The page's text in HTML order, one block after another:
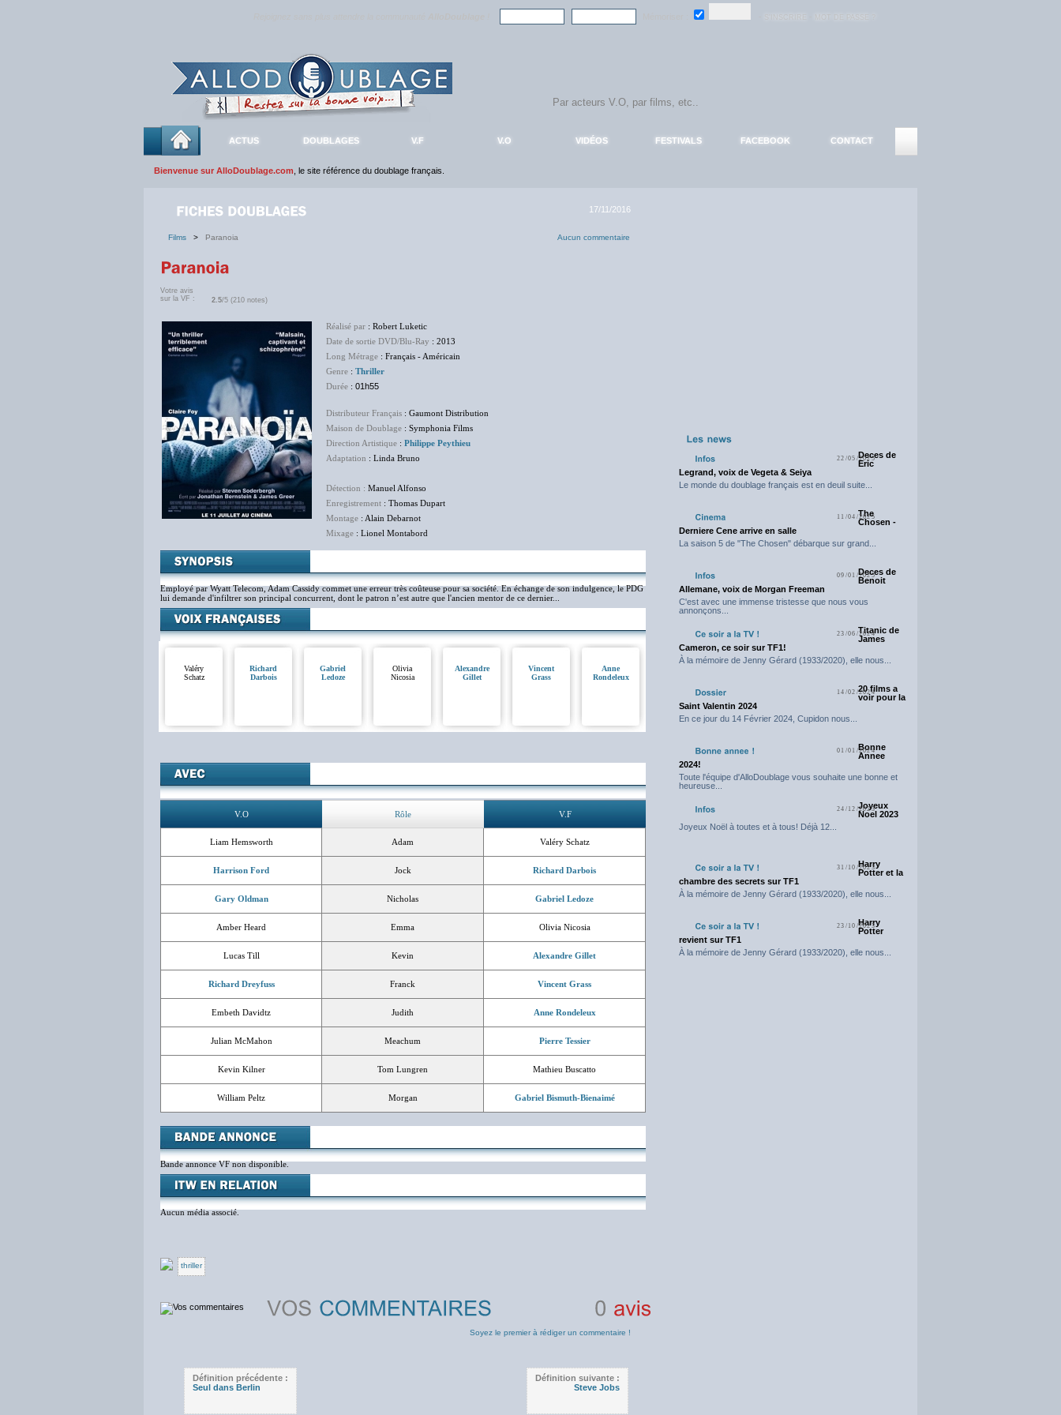
ACTUS DOUBLAGES V.F V.O VIDÉOS FESTIVALS FACEBOOK CONTACT
Bienvenue sur AlloDoublage.com , le site référence du doublage français.
17/11/2016
Films > Paranoia Aucun commentaire
Votre avis
sur la VF :
2.5/5 (210 notes)
Réalisé par : Robert Luketic
Date de sortie DVD/Blu-Ray : 2013
Long Métrage : Français - Américain
Genre : Thriller
Durée : 01h55
Distributeur Français : Gaumont Distribution
Maison de Doublage : Symphonia Films
Direction Artistique : Philippe Peythieu
Adaptation : Linda Bruno
Détection : Manuel Alfonso
Enregistrement : Thomas Dupart
Montage : Alain Debarnot
Mixage : Lionel Montabord
Employé par Wyatt Telecom, Adam Cassidy commet une erreur très coûteuse pour sa société. En échange de son indulgence, le PDG
lui demande d'infiltrer son principal concurrent, dont le patron n’est autre que l'ancien mentor de ce dernier...
Valéry
Schatz
Richard
Darbois
Gabriel
Ledoze
Olivia
Nicosia
Alexandre
Gillet
Vincent
Grass
Anne
Rondeleux
V.O Rôle V.F
Liam Hemsworth Adam Valéry Schatz
Harrison Ford Jock Richard Darbois
Gary Oldman Nicholas Gabriel Ledoze
Amber Heard Emma Olivia Nicosia
Lucas Till Kevin Alexandre Gillet
Richard Dreyfuss Franck Vincent Grass
Embeth Davidtz Judith Anne Rondeleux
Julian McMahon Meachum Pierre Tessier
Kevin Kilner Tom Lungren Mathieu Buscatto
William Peltz Morgan Gabriel Bismuth-Bienaimé
Bande annonce VF non disponible.
Aucun média associé.
thriller
Soyez le premier à rédiger un commentaire !
Définition précédente :
Seul dans Berlin
Définition suivante :
Steve Jobs
22/05/2025Deces de
Eric
Legrand, voix de Vegeta & Seiya
Le monde du doublage français est en deuil suite...
11/04/2025
The
Chosen -
Derniere Cene arrive en salle
La saison 5 de "The Chosen" débarque sur grand...
09/01/2025Deces de
Benoit
Allemane, voix de Morgan Freeman
C'est avec une immense tristesse que nous vous
annonçons...
23/06/2024Titanic de
James
Cameron, ce soir sur TF1!
À la mémoire de Jenny Gérard (1933/2020), elle nous...
14/02/202420 films a
voir pour la
Saint Valentin 2024
En ce jour du 14 Février 2024, Cupidon nous...
01/01/2024
Bonne
Annee
2024!
Toute l'équipe d'AlloDoublage vous souhaite une bonne et
heureuse...
24/12/2023
Joyeux
Noel 2023
Joyeux Noël à toutes et à tous! Déjà 12...
31/10/2023
Harry
Potter et la
chambre des secrets sur TF1
À la mémoire de Jenny Gérard (1933/2020), elle nous...
23/10/2023
Harry
Potter
revient sur TF1
À la mémoire de Jenny Gérard (1933/2020), elle nous...